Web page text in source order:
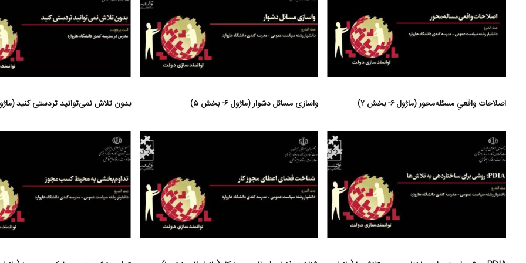
اصلاحات واقعیِ مسئله‌محور (ماژول ۶- بخش ۲) واسازی مسائل دشوار (ماژول ۶- بخش ۵) بدون تلاش نمی‌توانید تردستی کنید (ماژول ۶-